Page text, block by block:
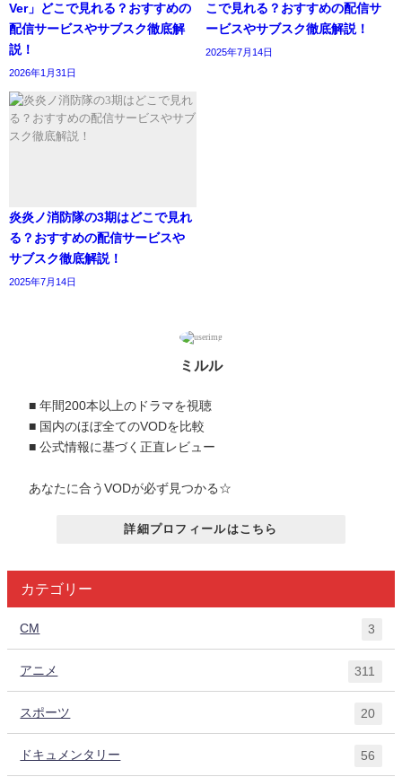
Ver」どこで見れる？おすすめの
配信サービスやサブスク徹底解
説！
2026年1月31日
こで見れる？おすすめの配信サ
ービスやサブスク徹底解説！
2025年7月14日
炎炎ノ消防隊の3期はどこで見れ
る？おすすめの配信サービスや
サブスク徹底解説！
2025年7月14日
ミルル
■ 年間200本以上のドラマを視聴
■ 国内のほぼ全てのVODを比較
■ 公式情報に基づく正直レビュー
あなたに合うVODが必ず見つかる☆
詳細プロフィールはこちら
カテゴリー
CM 3
アニメ 311
スポーツ 20
ドキュメンタリー 56